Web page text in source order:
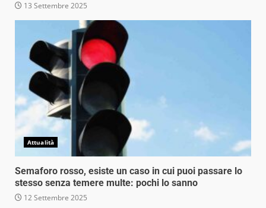
13 Settembre 2025
Attualità
Semaforo rosso, esiste un caso in cui puoi passare lo
stesso senza temere multe: pochi lo sanno
12 Settembre 2025